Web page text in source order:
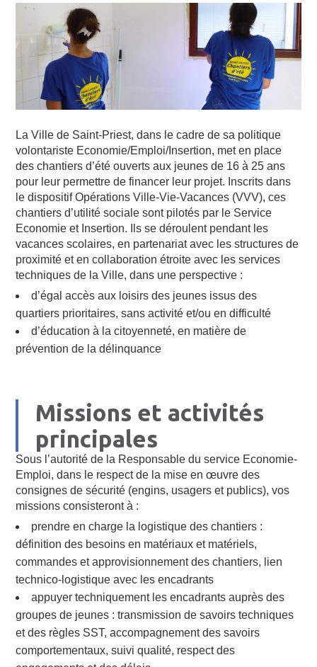
La Ville de Saint-Priest, dans le cadre de sa politique
volontariste Economie/Emploi/Insertion, met en place
des chantiers d’été ouverts aux jeunes de 16 à 25 ans
pour leur permettre de financer leur projet. Inscrits dans
le dispositif Opérations Ville-Vie-Vacances (VVV), ces
chantiers d’utilité sociale sont pilotés par le Service
Economie et Insertion. Ils se déroulent pendant les
vacances scolaires, en partenariat avec les structures de
proximité et en collaboration étroite avec les services
techniques de la Ville, dans une perspective :
d’égal accès aux loisirs des jeunes issus des
quartiers prioritaires, sans activité et/ou en difficulté
d’éducation à la citoyenneté, en matière de
prévention de la délinquance
Missions et activités
principales
Sous l’autorité de la Responsable du service Economie-
Emploi, dans le respect de la mise en œuvre des
consignes de sécurité (engins, usagers et publics), vos
missions consisteront à :
prendre en charge la logistique des chantiers :
définition des besoins en matériaux et matériels,
commandes et approvisionnement des chantiers, lien
technico-logistique avec les encadrants
appuyer techniquement les encadrants auprès des
groupes de jeunes : transmission de savoirs techniques
et des règles SST, accompagnement des savoirs
comportementaux, suivi qualité, respect des